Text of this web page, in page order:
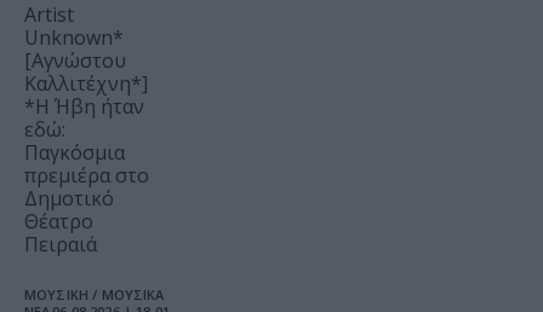
Artist
Unknown*
[Αγνώστου
Καλλιτέχνη*]
*Η Ήβη ήταν
εδώ:
Παγκόσμια
πρεμιέρα στο
Δημοτικό
Θέατρο
Πειραιά
ΜΟΥΣΙΚΗ / ΜΟΥΣΙΚΑ